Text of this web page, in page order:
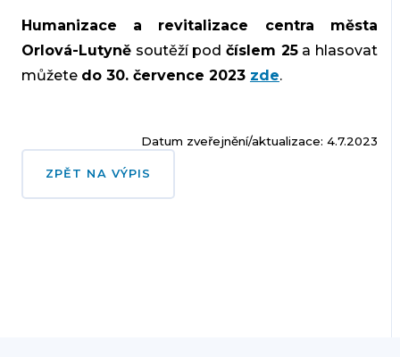
Humanizace a revitalizace centra města
Orlová-Lutyněsoutěží pod číslem 25a hlasovat
můžete do 30. července 2023 zde.
Datum zveřejnění/aktualizace: 4.7.2023
ZPĚT NA VÝPIS